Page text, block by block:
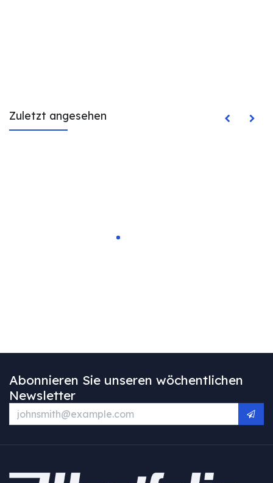
Zuletzt angesehen
Abonnieren Sie unseren wöchentlichen
Newsletter